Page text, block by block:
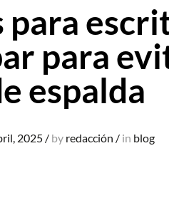
para
para
espalda
2025/by redacción /in blog